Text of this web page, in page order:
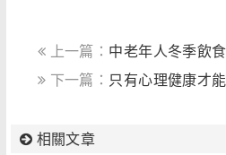
上一篇： 中老年人冬季飲
下一篇： 只有心理健康才
相關文章